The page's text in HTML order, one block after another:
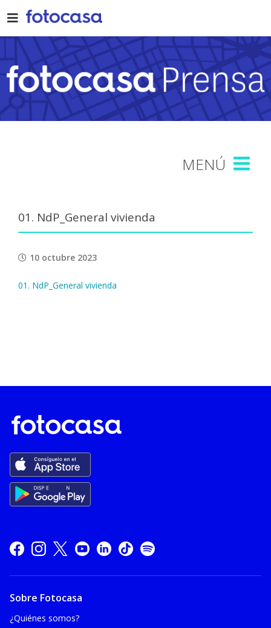
to
content
01. NdP_General vivienda
10 octubre 2023
01. NdP_General vivienda
Sobre Fotocasa
¿Quiénes somos?